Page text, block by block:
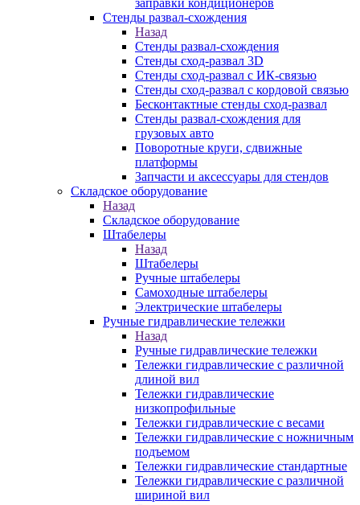
заправки кондиционеров
Стенды развал-схождения
Назад
Стенды развал-схождения
Стенды сход-развал 3D
Стенды сход-развал с ИК-связью
Стенды сход-развал с кордовой связью
Бесконтактные стенды сход-развал
Стенды развал-схождения для
грузовых авто
Поворотные круги, сдвижные
платформы
Запчасти и аксессуары для стендов
Складское оборудование
Назад
Складское оборудование
Штабелеры
Назад
Штабелеры
Ручные штабелеры
Самоходные штабелеры
Электрические штабелеры
Ручные гидравлические тележки
Назад
Ручные гидравлические тележки
Тележки гидравлические с различной
длиной вил
Тележки гидравлические
низкопрофильные
Тележки гидравлические с весами
Тележки гидравлические с ножничным
подъемом
Тележки гидравлические стандартные
Тележки гидравлические с различной
шириной вил